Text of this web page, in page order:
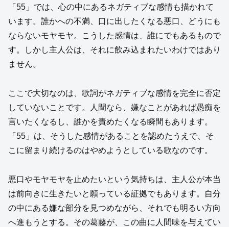
「55」では、心の中にあるネガティブな感情も描かれて
います。誰かへの不満、口に出したくなる悪口、どうにも
ならないモヤモヤ。こうした感情は、誰にでもあるもので
す。しかし主人公は、それに飲み込まれたいわけではあり
ません。
ここで大切なのは、歌詞がネガティブな感情を完全に否定
していないことです。人間なら、嫌なことがあれば愚痴を
言いたくなるし、誰かを責めたくなる瞬間もあります。
「55」は、そうした感情があることを認めたうえで、そ
こに留まり続けるのはやめようとしている歌なのです。
悪口やモヤモヤを止めたいという気持ちは、主人公が本当
は前向きに生きたいと願っている証拠でもあります。自分
の中にある嫌な部分を見つめながら、それでも明るい方向
へ進もうとする。その葛藤が、この曲に人間味を与えてい